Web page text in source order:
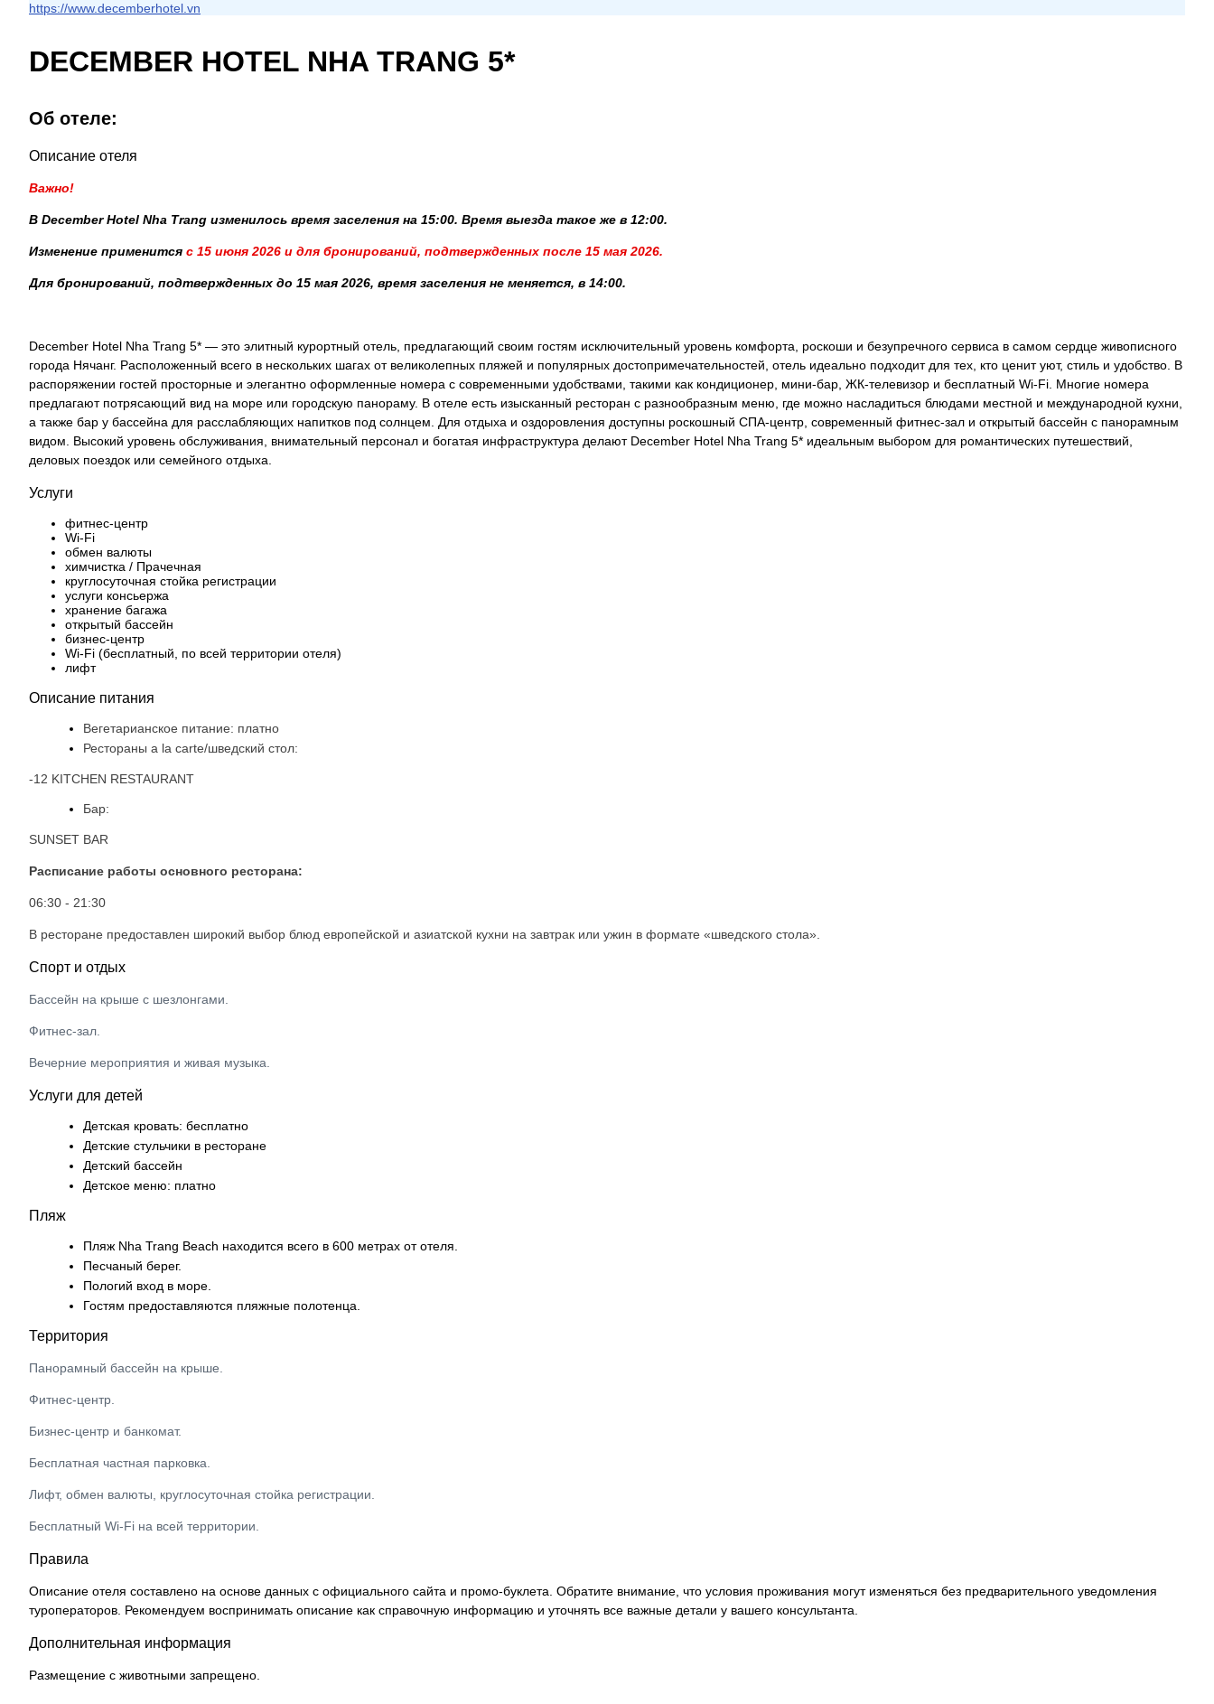
https://www.decemberhotel.vn
DECEMBER HOTEL NHA TRANG 5*
Об отеле:
Описание отеля
Важно!
В December Hotel Nha Trang изменилось время заселения на 15:00. Время выезда такое же в 12:00.
Изменение применится с 15 июня 2026 и для бронирований, подтвержденных после 15 мая 2026.
Для бронирований, подтвержденных до 15 мая 2026, время заселения не меняется, в 14:00.
December Hotel Nha Trang 5* — это элитный курортный отель, предлагающий своим гостям исключительный уровень комфорта, роскоши и безупречного сервиса в самом сердце живописного
города Нячанг. Расположенный всего в нескольких шагах от великолепных пляжей и популярных достопримечательностей, отель идеально подходит для тех, кто ценит уют, стиль и удобство. В
распоряжении гостей просторные и элегантно оформленные номера с современными удобствами, такими как кондиционер, мини-бар, ЖК-телевизор и бесплатный Wi-Fi. Многие номера
предлагают потрясающий вид на море или городскую панораму. В отеле есть изысканный ресторан с разнообразным меню, где можно насладиться блюдами местной и международной кухни,
а также бар у бассейна для расслабляющих напитков под солнцем. Для отдыха и оздоровления доступны роскошный СПА-центр, современный фитнес-зал и открытый бассейн с панорамным
видом. Высокий уровень обслуживания, внимательный персонал и богатая инфраструктура делают December Hotel Nha Trang 5* идеальным выбором для романтических путешествий,
деловых поездок или семейного отдыха.
Услуги
фитнес-центр
Wi-Fi
обмен валюты
химчистка / Прачечная
круглосуточная стойка регистрации
услуги консьержа
хранение багажа
открытый бассейн
бизнес-центр
Wi-Fi (бесплатный, по всей территории отеля)
лифт
Описание питания
Вегетарианское питание: платно
Рестораны a la carte/шведский стол:
-12 KITCHEN RESTAURANT
Бар:
SUNSET BAR
Расписание работы основного ресторана:
06:30 - 21:30
В ресторане предоставлен широкий выбор блюд европейской и азиатской кухни на завтрак или ужин в формате «шведского стола».
Спорт и отдых
Бассейн на крыше с шезлонгами.
Фитнес-зал.
Вечерние мероприятия и живая музыка.
Услуги для детей
Детская кровать: бесплатно
Детские стульчики в ресторане
Детский бассейн
Детское меню: платно
Пляж
Пляж Nha Trang Beach находится всего в 600 метрах от отеля.
Песчаный берег.
Пологий вход в море.
Гостям предоставляются пляжные полотенца.
Территория
Панорамный бассейн на крыше.
Фитнес-центр.
Бизнес-центр и банкомат.
Бесплатная частная парковка.
Лифт, обмен валюты, круглосуточная стойка регистрации.
Бесплатный Wi-Fi на всей территории.
Правила
Описание отеля составлено на основе данных с официального сайта и промо-буклета. Обратите внимание, что условия проживания могут изменяться без предварительного уведомления
туроператоров. Рекомендуем воспринимать описание как справочную информацию и уточнять все важные детали у вашего консультанта.
Дополнительная информация
Размещение с животными запрещено.